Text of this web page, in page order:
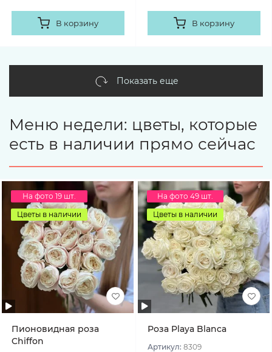
В корзину В корзину
Показать еще
Меню недели: цветы, которые
есть в наличии прямо сейчас
На фото 19 шт.
Цветы в наличии
Пионовидная роза
Chiffon
На фото 49 шт.
Цветы в наличии
Роза Playa Blanca
Артикул: 8309